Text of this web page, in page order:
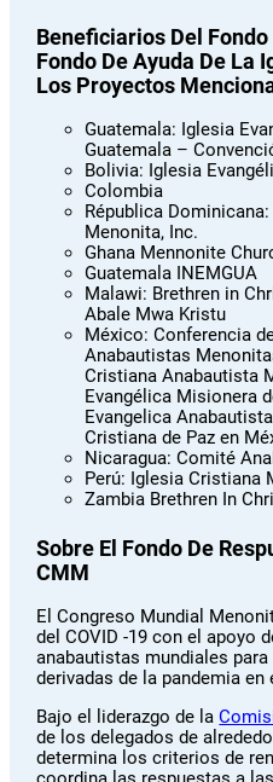
Beneficiarios Del Fondo
Fondo De Ayuda De La
Los Proyectos
Guatemala: Iglesia
Guatemala –
Bolivia: Iglesia
Colombia
Républica
Menonita, Inc.
Ghana Mennonite
Guatemala INEMGUA
Malawi: Brethren in
Abale Mwa Kristu
México: Conferencia
Anabautistas
Cristiana Anabautista
Evangélica Misionera
Evangelica
Cristiana de Paz en
Nicaragua: Comité
Perú: Iglesia Cristiana
Zambia Brethren In
Sobre El Fondo De
CMM
El Congreso Mundial
del COVID -19 con el apoyo
anabautistas mundiales
derivadas de la pandemia
Bajo el liderazgo de la
de los delegados de
determina los criterios de